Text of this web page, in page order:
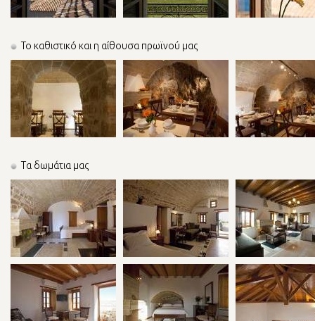
Το καθιστικό και η αίθουσα πρωϊνού μας
Τα δωμάτια μας